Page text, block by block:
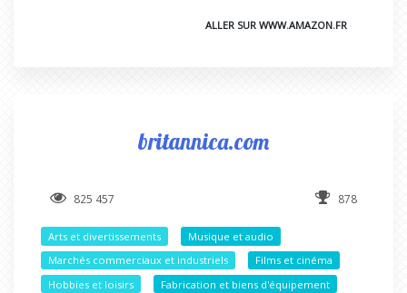
ALLER SUR WWW.AMAZON.FR
britannica.com
825 457 878
Arts et divertissements
Musique et audio
Marchés commerciaux et industriels
Films et cinéma
Hobbies et loisirs
Fabrication et biens d'équipement